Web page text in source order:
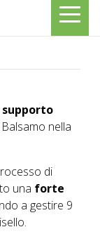
nella
di
una forte
a gestire 9